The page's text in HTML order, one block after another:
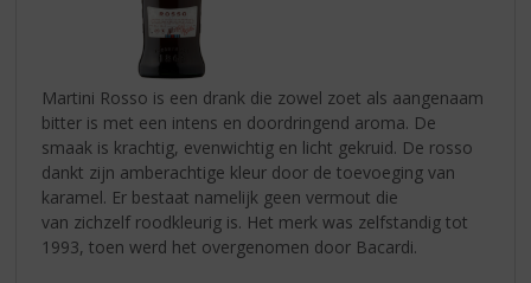
Martini Rosso is een drank die zowel zoet als aangenaam
bitter is met een intens en doordringend aroma. De
smaak is krachtig, evenwichtig en licht gekruid. De rosso
dankt zijn amberachtige kleur door de toevoeging van
karamel. Er bestaat namelijk geen vermout die
van zichzelf roodkleurig is. Het merk was zelfstandig tot
1993, toen werd het overgenomen door Bacardi.